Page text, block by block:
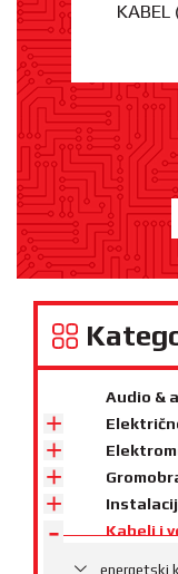
Audio &
Kabeli i
energetski